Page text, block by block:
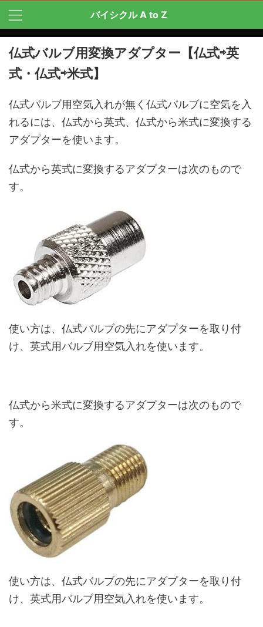
バイシクル A to Z
仏式バルブ用変換アダプター【仏式⇨英
式・仏式⇨米式】
仏式バルブ用空気入れが無く仏式バルブに空気を入
れるには、仏式から英式、仏式から米式に変換する
アダプターを使います。
仏式から英式に変換するアダプターは次のもので
す。
使い方は、仏式バルブの先にアダプターを取り付
け、英式用バルブ用空気入れを使います。
仏式から米式に変換するアダプターは次のもので
す。
使い方は、仏式バルブの先にアダプターを取り付
け、英式用バルブ用空気入れを使います。